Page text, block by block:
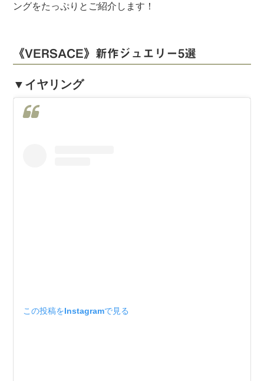
ングをたっぷりとご紹介します！
《VERSACE》新作ジュエリー5選
▼イヤリング
この投稿をInstagramで見る